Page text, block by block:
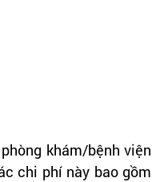
khám/bệnh viện
chi phí này bao gồm